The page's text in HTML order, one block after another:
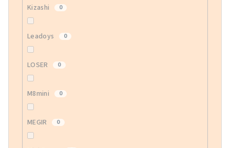
Kizashi 0
Leadoys 0
LOSER 0
M8mini 0
MEGIR 0